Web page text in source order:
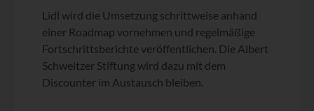
Lidl wird die Umsetzung schrittweise anhand
einer Roadmap vornehmen und regelmäßige
Fortschrittsberichte veröffentlichen. Die Albert
Schweitzer Stiftung wird dazu mit dem
Discounter im Austausch bleiben.